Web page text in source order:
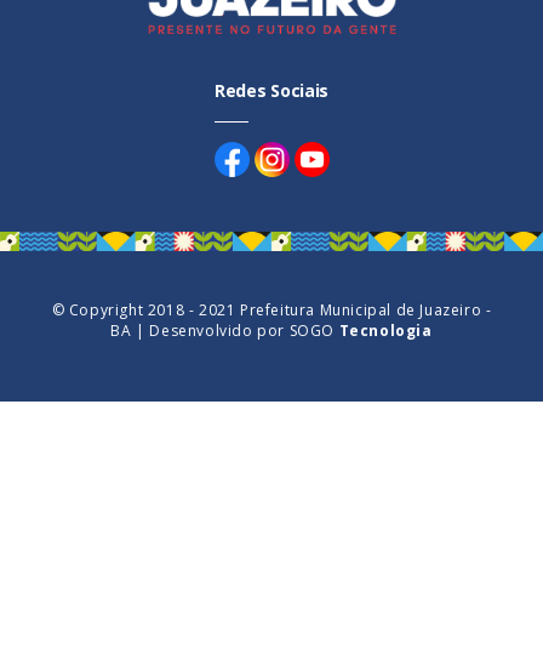
Redes Sociais
© Copyright 2018 - 2021 Prefeitura Municipal de Juazeiro -
BA | Desenvolvido por SOGO Tecnologia